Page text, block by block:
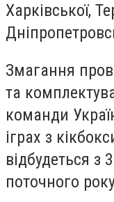
Харківської,
Змагання
та
команди
іграх з
відбудеться з
поточного року